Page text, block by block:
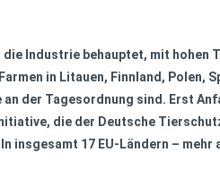
die Industrie behauptet, mit
in Litauen, Finnland, Polen,
der Tagesordnung sind. Erst
die der Deutsche
insgesamt 17 EU-Ländern – mehr